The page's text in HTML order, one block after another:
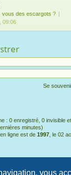
vous
vous des escargots ?
09:06
Se
: 0 enregistré, 0 invisible
minutes)
ligne est de 1997 , le 02
membres • Le membre